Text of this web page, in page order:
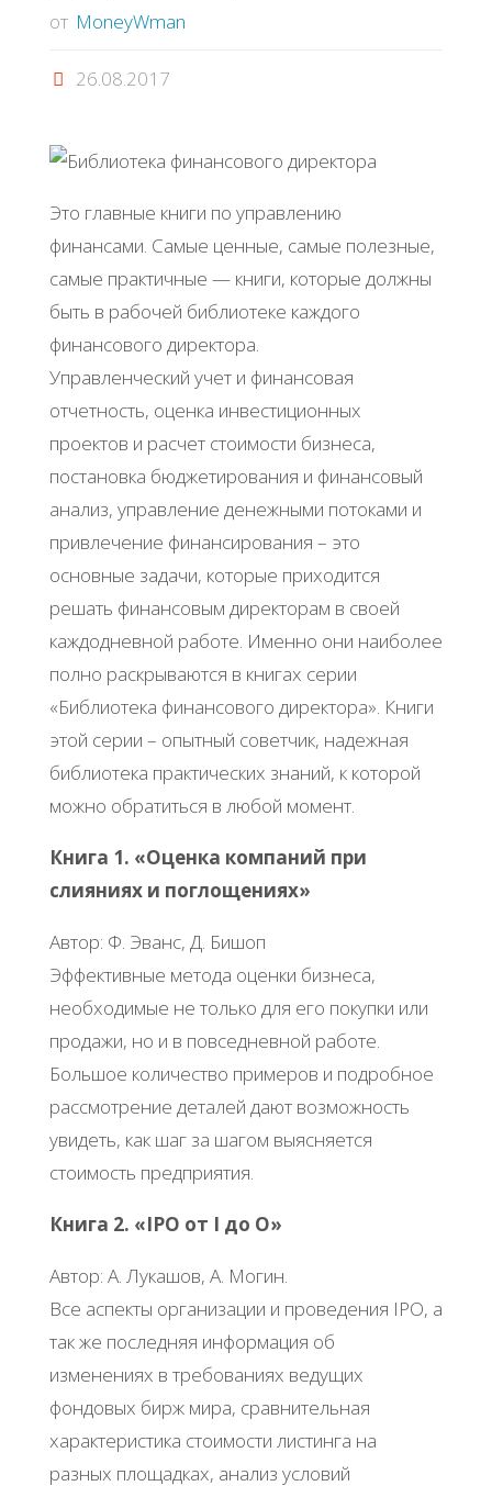
от MoneyWman
26.08.2017
Это главные книги по управлению
финансами. Самые ценные, самые полезные,
самые практичные — книги, которые должны
быть в рабочей библиотеке каждого
финансового директора.
Управленческий учет и финансовая
отчетность, оценка инвестиционных
проектов и расчет стоимости бизнеса,
постановка бюджетирования и финансовый
анализ, управление денежными потоками и
привлечение финансирования – это
основные задачи, которые приходится
решать финансовым директорам в своей
каждодневной работе. Именно они наиболее
полно раскрываются в книгах серии
«Библиотека финансового директора». Книги
этой серии – опытный советчик, надежная
библиотека практических знаний, к которой
можно обратиться в любой момент.
Книга 1. «Оценка компаний при
слияниях и поглощениях»
Автор: Ф. Эванс, Д. Бишоп
Эффективные метода оценки бизнеса,
необходимые не только для его покупки или
продажи, но и в повседневной работе.
Большое количество примеров и подробное
рассмотрение деталей дают возможность
увидеть, как шаг за шагом выясняется
стоимость предприятия.
Книга 2. «IPO от I до O»
Автор: А. Лукашов, А. Могин.
Все аспекты организации и проведения IPO, а
так же последняя информация об
изменениях в требованиях ведущих
фондовых бирж мира, сравнительная
характеристика стоимости листинга на
разных площадках, анализ условий